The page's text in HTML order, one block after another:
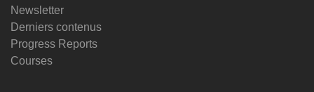
Newsletter
Derniers contenus
Progress Reports
Courses